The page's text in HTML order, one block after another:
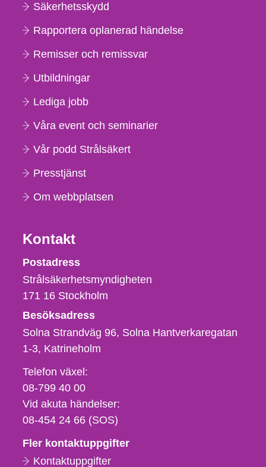
Säkerhetsskydd
Rapportera oplanerad händelse
Remisser och remissvar
Utbildningar
Lediga jobb
Våra event och seminarier
Vår podd Strålsäkert
Presstjänst
Om webbplatsen
Kontakt
Strålsäkerhetsmyndigheten
Postadress
Strålsäkerhetsmyndigheten
171 16 Stockholm
Besöksadress
Solna Strandväg 96, Solna Hantverkaregatan
1-3 Katrineholm
Telefon,
fax
och
e-
Telefon växel:
08-799 40 00
Vid akuta händelser:
08-454 24 66 (SOS)
Fler kontaktuppgifter
Kontaktuppgifter